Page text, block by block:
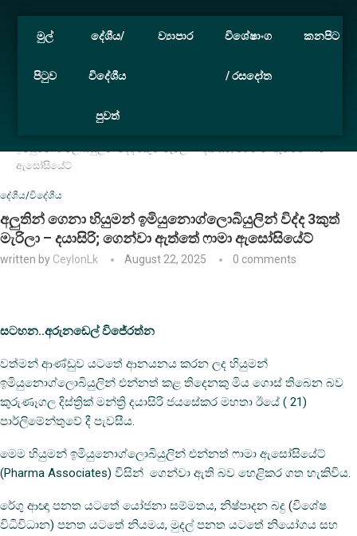
මුල්
පිටුව
දේශීය/
විදේශීය
පුවත්
ව්‍යාපාර විශේෂාංග
/ රසදෝත
කනපිට
ඉමියුනොග්ලොබියුලින් විද්ද 3කුත් මැරිලා – දයාසිරි; ගෙන්වා ඇත්තේ ෆාමා
ඇසෝසියේට්
දේශීය/විදේශීය
අලුතින් ගෙනා හියුමන් ඉමියුනොග්ලොබියුලින් විද්ද 3කුත්
මැරිලා – දයාසිරි; ගෙන්වා ඇත්තේ ෆාමා ඇසෝසියේට්
written by CeylonLk August 22, 2025 0 comments
සටහන..අරුනඩෙල් විජේරත්න
වත්මන් ආණ්ඩුව යටතේ ආනයනය කරන ලද හියුමන්
ඉමියුනොග්ලොබියුලින් එන්නත් කළ තිදෙනකු මිය ගොස් තිබෙන බව
කුරුණෑගල දිස්ත්‍රික් මන්ත්‍රි දයාසිරි ජයසේකර මහතා ඊයේ ( 21)
පාර්ලිමේන්තුවේ දී පැවසීය.
මෙම හියුමන් ඉමියුනොග්ලොබියුලින් එන්නත් ෆාමා ඇසෝසියේට්
(Pharma Associates) විසින් ගෙන්වා ඇති බව හෙළිකර ගත හැකිවිය.
රේගු ආඥා පනත යටතේ යෝජනා සම්මතය, නිෂ්පාදන බදු (විශේෂ
විධිවිධාන) පනත යටතේ නියමය, මුදල් පනත යටතේ නියෝගය සහ